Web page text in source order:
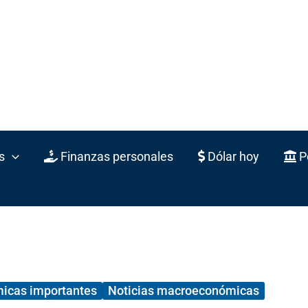
Finanzas personales Dólar hoy
importantes Noticias macroeconómicas